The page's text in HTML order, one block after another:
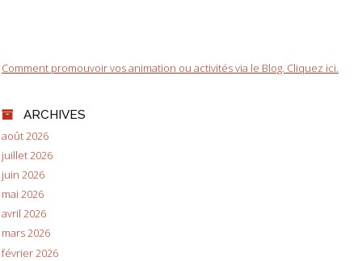
Comment promouvoir vos animation ou activités via le Blog. Cliquez ici.
ARCHIVES
août 2026
juillet 2026
juin 2026
mai 2026
avril 2026
mars 2026
février 2026